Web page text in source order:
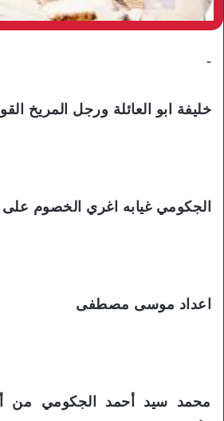
-
خليفة ابو العائلة ورجل المريخ
الجكومي غيابه اغري الخصوم
اعداد موسى مصطفى
محمد سيد أحمد الجكومي من